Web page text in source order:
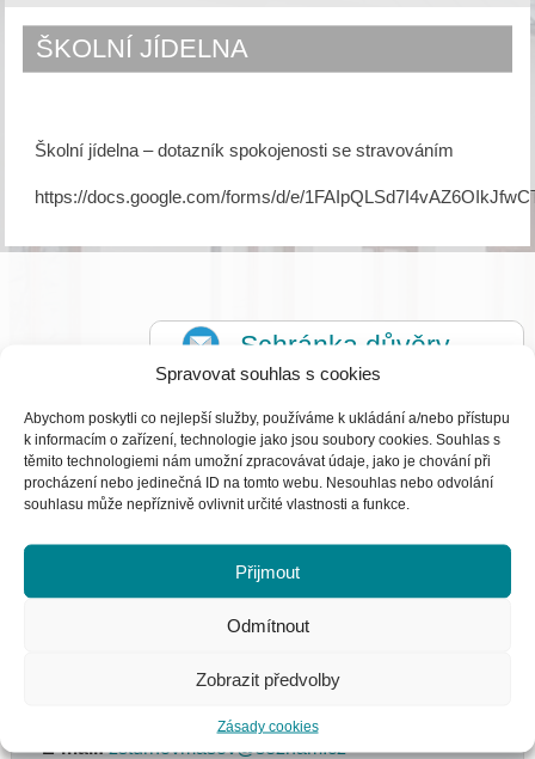
Spravovat souhlas s cookies
Abychom poskytli co nejlepší služby, používáme k ukládání a/nebo přístupu
k informacím o zařízení, technologie jako jsou soubory cookies. Souhlas s
těmito technologiemi nám umožní zpracovávat údaje, jako je chování při
procházení nebo jedinečná ID na tomto webu. Nesouhlas nebo odvolání
souhlasu může nepříznivě ovlivnit určité vlastnosti a funkce.
Přijmout
Odmítnout
Zobrazit předvolby
Zásady cookies
ŠKOLNÍ JÍDELNA
Školní jídelna – dotazník spokojenosti se stravováním
https://docs.google.com/forms/d/e/
Schránka důvěry →
Jsme škola s 1. stupněm ZŠ na okraji města Turnova.
Nabízíme klidné, rodinné prostředí pro žáky 1.až 5.
Mgr. Denisa Štelzigová
E-mail:zsturnovmasov@seznam.cz